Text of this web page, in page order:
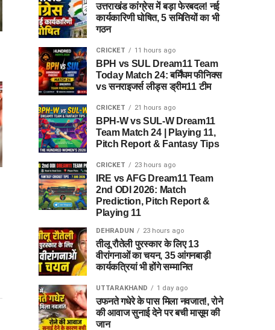
उत्तराखंड कांग्रेस में बड़ा फेरबदल! नई
कार्यकारिणी घोषित, 5 समितियों का भी
गठन
CRICKET 11 hours ago
BPH vs SUL Dream11 Team
Today Match 24: बर्मिंघम फीनिक्स
vs सनराइजर्स लीड्स ड्रीम11 टीम
CRICKET 21 hours ago
BPH-W vs SUL-W Dream11
Team Match 24 | Playing 11,
Pitch Report & Fantasy Tips
CRICKET 23 hours ago
IRE vs AFG Dream11 Team
2nd ODI 2026: Match
Prediction, Pitch Report &
Playing 11
DEHRADUN 23 hours ago
तीलू रौतेली पुरस्कार के लिए 13
वीरांगनाओं का चयन, 35 आंगनबाड़ी
कार्यकत्रियां भी होंगे सम्मानित
UTTARAKHAND 1 day ago
उफनते गधेरे के पास मिला नवजात!, रोने
की आवाज सुनाई देने पर बची मासूम की
जान